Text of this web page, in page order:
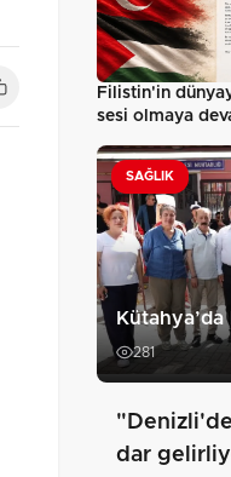
Filistin'in
sesi olmaya
SAĞLIK
281
dar